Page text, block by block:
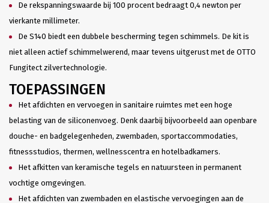
De rekspanningswaarde bij 100 procent bedraagt 0,4 newton per
vierkante millimeter.
De S140 biedt een dubbele bescherming tegen schimmels. De kit is
niet alleen actief schimmelwerend, maar tevens uitgerust met de OTTO
Fungitect zilvertechnologie.
TOEPASSINGEN
Het afdichten en vervoegen in sanitaire ruimtes met een hoge
belasting van de siliconenvoeg. Denk daarbij bijvoorbeeld aan openbare
douche- en badgelegenheden, zwembaden, sportaccommodaties,
fitnessstudios, thermen, wellnesscentra en hotelbadkamers.
Het afkitten van keramische tegels en natuursteen in permanent
vochtige omgevingen.
Het afdichten van zwembaden en elastische vervoegingen aan de